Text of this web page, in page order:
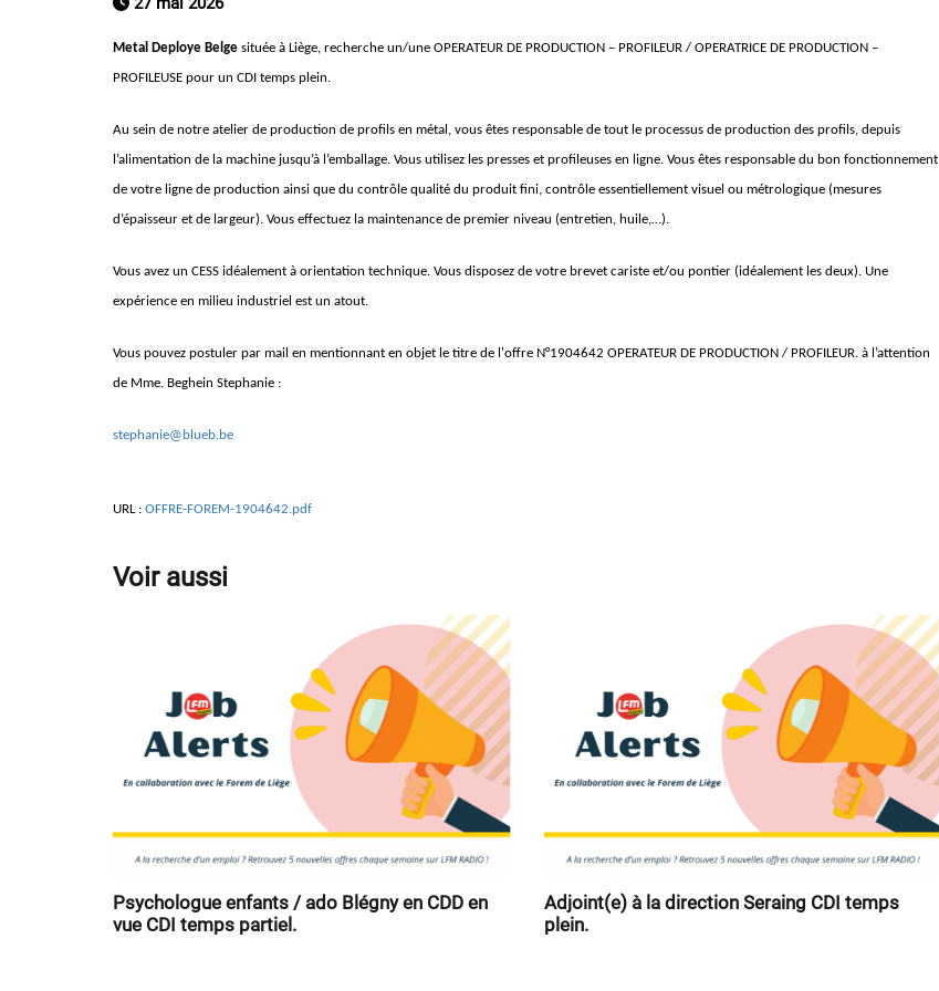
Metal Deploye Belge située à Liège, recherche un/une OPERATEUR DE PRODUCTION – PROFILEUR / OPERATRICE DE PRODUCTION –
PROFILEUSE pour un CDI temps plein.
Au sein de notre atelier de production de profils en métal, vous êtes responsable de tout le processus de production des profils, depuis
l’alimentation de la machine jusqu’à l’emballage. Vous utilisez les presses et profileuses en ligne. Vous êtes responsable du bon fonctionnement
de votre ligne de production ainsi que du contrôle qualité du produit fini, contrôle essentiellement visuel ou métrologique (mesures
d’épaisseur et de largeur). Vous effectuez la maintenance de premier niveau (entretien, huile,…).
Vous avez un CESS idéalement à orientation technique. Vous disposez de votre brevet cariste et/ou pontier (idéalement les deux). Une
expérience en milieu industriel est un atout.
Vous pouvez postuler par mail en mentionnant en objet le titre de l'offre N°1904642 OPERATEUR DE PRODUCTION / PROFILEUR. à l’attention
de Mme. Beghein Stephanie :
stephanie@blueb.be
URL : OFFRE-FOREM-1904642.pdf
Voir aussi
Psychologue enfants / ado Blégny en CDD en
vue CDI temps partiel.
Adjoint(e) à la direction Seraing CDI temps
plein.